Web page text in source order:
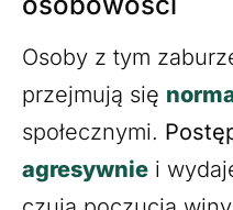
Osoby z tym
przejmują się
społecznymi.
agresywnie i